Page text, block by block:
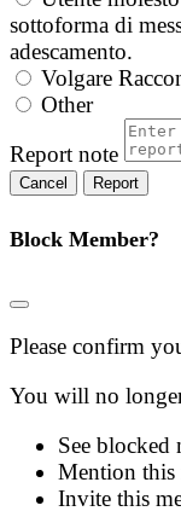
sottoforma di
adescamento.
Volgare
Other
Report note
Report
Block Member?
Please confirm
You will no
See blocked
Mention this
Invite this